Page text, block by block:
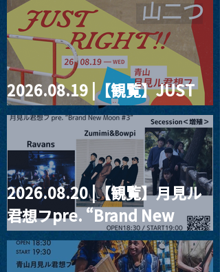
2026.08.19 |【観覧】JUST
RIGHT!! vol.27
2026.08.20 |【観覧】月見ル
君想フpre. “Brand New
Moon #3”